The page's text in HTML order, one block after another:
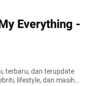
Everything -
terbaru, dan terupdate
lifestyle, dan masih